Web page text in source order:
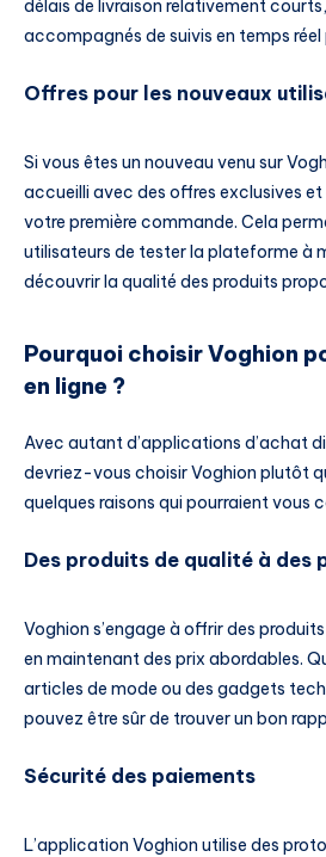
délais de livraison relativement
accompagnés de suivis en temps
Offres pour les nouveaux
Si vous êtes un nouveau venu sur
accueilli avec des offres exclusives
votre première commande. Cela
utilisateurs de tester la plateforme à
découvrir la qualité des produits
Pourquoi choisir Voghion
en ligne ?
Avec autant d’applications d’achat
devriez-vous choisir Voghion plutôt
quelques raisons qui pourraient vous
Des produits de qualité à des
Voghion s’engage à offrir des
en maintenant des prix abordables.
articles de mode ou des gadgets
pouvez être sûr de trouver un bon
Sécurité des paiements
L’application Voghion utilise des